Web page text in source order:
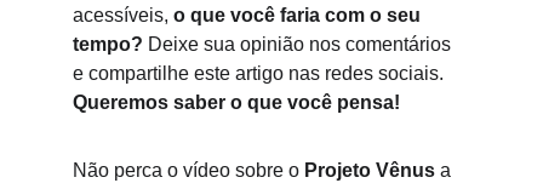
acessíveis, o que você faria com o seu
tempo? Deixe sua opinião nos comentários
e compartilhe este artigo nas redes sociais.
Queremos saber o que você pensa!
Não perca o vídeo sobre o Projeto Vênus a